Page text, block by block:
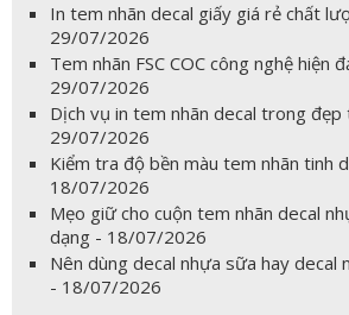
In tem nhãn decal giấy giá rẻ chất
29/07/2026
Tem nhãn FSC COC công nghệ hiện
29/07/2026
Dịch vụ in tem nhãn decal trong đẹp
29/07/2026
Kiểm tra độ bền màu tem nhãn tinh
18/07/2026
Mẹo giữ cho cuộn tem nhãn decal
dạng - 18/07/2026
Nên dùng decal nhựa sữa hay decal
- 18/07/2026